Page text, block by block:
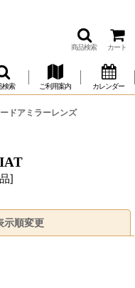
商品検索 カート
検索 ご利用案内 カレンダー
ドアミラーレンズ
]
示順変更